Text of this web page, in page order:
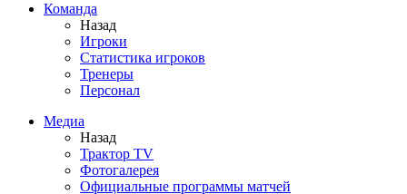
Команда
Назад
Игроки
Статистика игроков
Тренеры
Персонал
Медиа
Назад
Трактор TV
Фотогалерея
Официальные программы матчей